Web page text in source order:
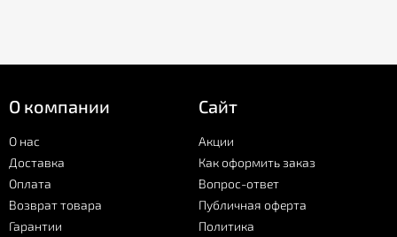
О компании
О нас
Доставка
Оплата
Возврат товара
Гарантии
Сайт
Акции
Как оформить заказ
Вопрос-ответ
Публичная оферта
Политика